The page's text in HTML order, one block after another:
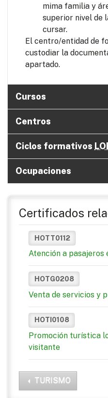
mima familia y
superior nivel de
cursar.
El centro/entidad de
custodiar la
apartado.
Cursos
Centros
Ciclos formativos
Ocupaciones
Certificados
HOTT0112
Atención a
HOTG0208
Venta de servicios y
HOTI0108
Promoción turística
visitante
TURISMO